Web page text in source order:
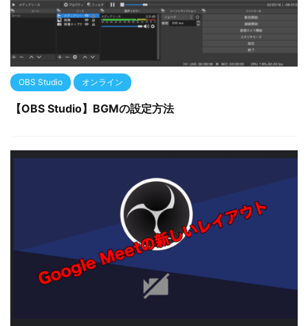
OBS Studio オンライン
【OBS Studio】BGMの設定方法